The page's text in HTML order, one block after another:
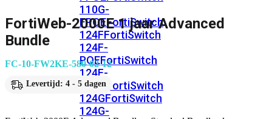
110G-
FPOEFortiSwitch
124FFortiSwitch
124F-
POEFortiSwitch
124F-
FPOE FortiSwitch
124GFortiSwitch
124G-
FortiWeb-2000E 1 jaar Advanced
Bundle
FC-10-FW2KE-580-02-12
Levertijd: 4 - 5 dagen